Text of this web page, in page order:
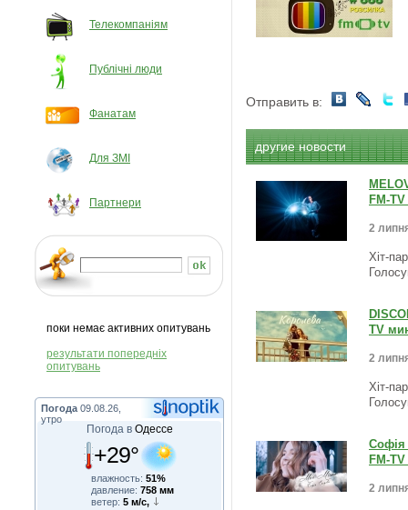
Телекомпаніям
Публічні люди
Фанатам
Для ЗМІ
Партнери
поки немає активних опитувань
результати попередніх
опитувань
Погода 09.08.26,
утро
Погода в Одессе
+29°
влажность: 51%
давление: 758 мм
ветер: 5 м/с,
Отправить в:
другие новости
FM-
2
Хіт-
TV
2
Хіт-
Софія
FM-
2